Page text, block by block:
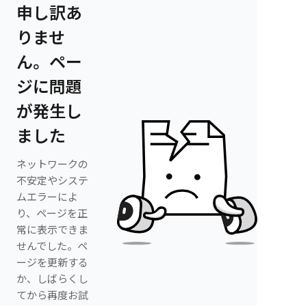
申し訳あ
りませ
ん。ペー
ジに問題
が発生し
ました
ネットワークの
不安定やシステ
ムエラーによ
り、ページを正
常に表示できま
せんでした。ペ
ージを更新する
か、しばらくし
てから再度お試